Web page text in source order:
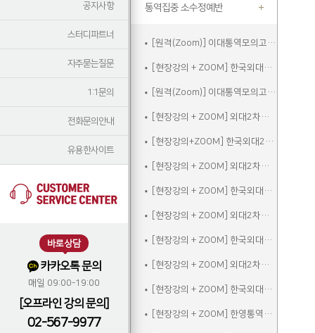
공지사항
스터디파트너
자주묻는질문
1:1문의
전화문의안내
유용한사이트
바로상담
카카오톡 문의
매일 09:00-19:00
[오프라인 강의 문의]
02-567-9977
통역집중 소수정예반
[원격(Zoom)] 이대통역모의고사A
[현장강의 + ZOOM] 한국외대2차실전통역모의고사A
[원격(Zoom)] 이대통역모의고사B
[현장강의 + ZOOM] 외대2차모의고사A
[현장강의+ZOOM] 한국외대2차실전통역모의고사B
[현장강의 + ZOOM] 외대2차모의고사B
[현장강의 + ZOOM] 한국외대2차실전통역모의고사C
[현장강의 + ZOOM] 외대2차모의고사C
[현장강의 + ZOOM] 한국외대2차실전통역모의고사A_참관
[현장강의 + ZOOM] 외대2차모의고사D
[현장강의 + ZOOM] 한국외대2차실전통역모의고사B_참관
[현장강의 + ZOOM] 한영통역집중